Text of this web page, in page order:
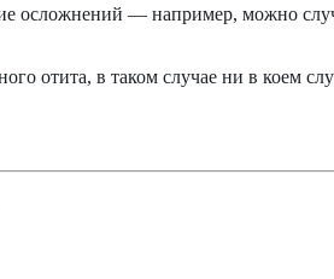
осложнений — например, можно
отита, в таком случае ни в коем